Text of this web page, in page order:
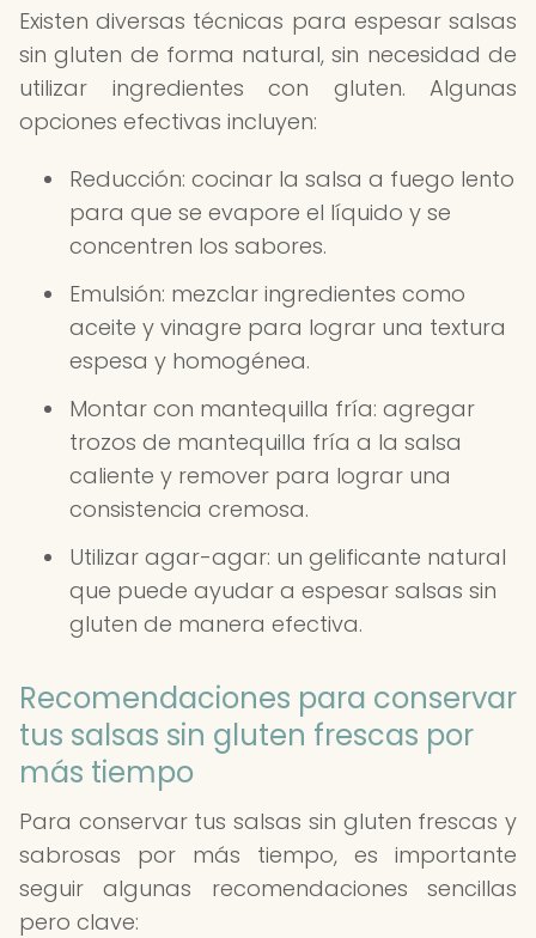
Existen diversas técnicas para espesar salsas
sin gluten de forma natural, sin necesidad de
utilizar ingredientes con gluten. Algunas
opciones efectivas incluyen:
Reducción: cocinar la salsa a fuego lento
para que se evapore el líquido y se
concentren los sabores.
Emulsión: mezclar ingredientes como
aceite y vinagre para lograr una textura
espesa y homogénea.
Montar con mantequilla fría: agregar
trozos de mantequilla fría a la salsa
caliente y remover para lograr una
consistencia cremosa.
Utilizar agar-agar: un gelificante natural
que puede ayudar a espesar salsas sin
gluten de manera efectiva.
Recomendaciones para conservar
tus salsas sin gluten frescas por
más tiempo
Para conservar tus salsas sin gluten frescas y
sabrosas por más tiempo, es importante
seguir algunas recomendaciones sencillas
pero clave: